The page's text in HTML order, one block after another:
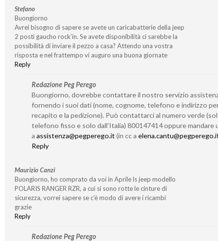
Stefano
Buongiorno
Avrei bisogno di sapere se avete un caricabatterie della jeep
2 posti gaucho rock’in. Se avete disponibilità ci sarebbe la
possibilità di inviare il pezzo a casa? Attendo una vostra
risposta e nel frattempo vi auguro una buona giornate
Reply
Redazione Peg Perego
Buongiorno, dovrebbe contattare il nostro servizio
fornendo i suoi dati (nome, cognome, telefono e indirizzo
recapito e la pedizione). Può contattarci al numero verde
telefono fisso e solo dall’Italia) 800147414 oppure mandare
a assistenza@pegperego.it(in cc a
Reply
Maurizio Canzi
Buongiorno, ho comprato da voi in Aprile ls jeep modello
POLARIS RANGER RZR, a cui si sono rotte le cinture di
sicurezza, vorrei sapere se c’è modo di avere i ricambi
grazie
Reply
Redazione Peg Perego